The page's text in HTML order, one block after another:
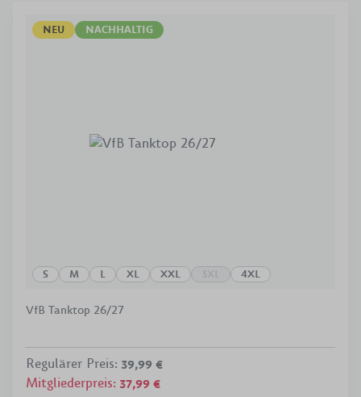
NEU NACHHALTIG
S M L XL XXL 4XL
VfB Tanktop 26/27
Regulärer Preis: 39,99 €
Mitgliederpreis: 37,99 €